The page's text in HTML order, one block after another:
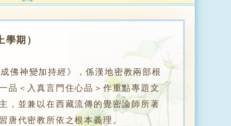
期）
佛神變加持經》，係漢地密教兩部根
品＜入真言門住心品＞作重點專題文
，並兼以在西藏流傳的覺密論師所著
唐代密教所依之根本義理。